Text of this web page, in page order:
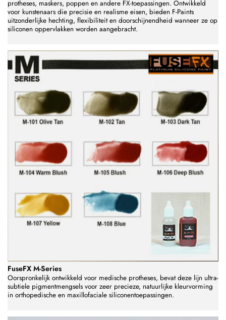
protheses, maskers, poppen en andere FX-toepassingen. Ontwikkeld
voor kunstenaars die precisie en realisme eisen, bieden F-Paints
uitzonderlijke hechting, flexibiliteit en doorschijnendheid wanneer ze op
siliconen oppervlakken worden aangebracht.
FuseFX M-Series
Oorspronkelijk ontwikkeld voor medische protheses, bevat deze lijn ultra-
subtiele pigmentmengsels voor zeer precieze, natuurlijke kleurvorming
in orthopedische en maxillofaciale siliconentoepassingen.